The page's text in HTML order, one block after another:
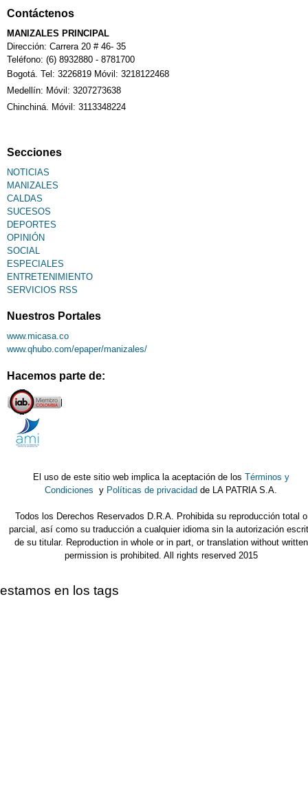
Contáctenos
MANIZALES PRINCIPAL
Dirección: Carrera 20 # 46- 35
Teléfono: (6) 8932880 - 8781700
Bogotá. Tel: 3226819 Móvil: 3218122468
Medellín: Móvil: 3207273638
Chinchiná. Móvil: 3113348224
Secciones
NOTICIAS
MANIZALES
CALDAS
SUCESOS
DEPORTES
OPINIÓN
SOCIAL
ESPECIALES
ENTRETENIMIENTO
SERVICIOS RSS
Nuestros Portales
www.micasa.co
www.qhubo.com/epaper/manizales/
Hacemos parte de:
El uso de este sitio web implica la aceptación de los Términos y
Condiciones y Políticas de privacidad de LA PATRIA S.A.
Todos los Derechos Reservados D.R.A. Prohibida su reproducción total o
parcial, así como su traducción a cualquier idioma sin la autorización
de su titular. Reproduction in whole or in part, or translation without written
permission is prohibited. All rights reserved 2015
estamos en los tags